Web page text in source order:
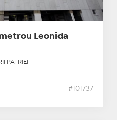
Leonida
PATRIEI
#101737